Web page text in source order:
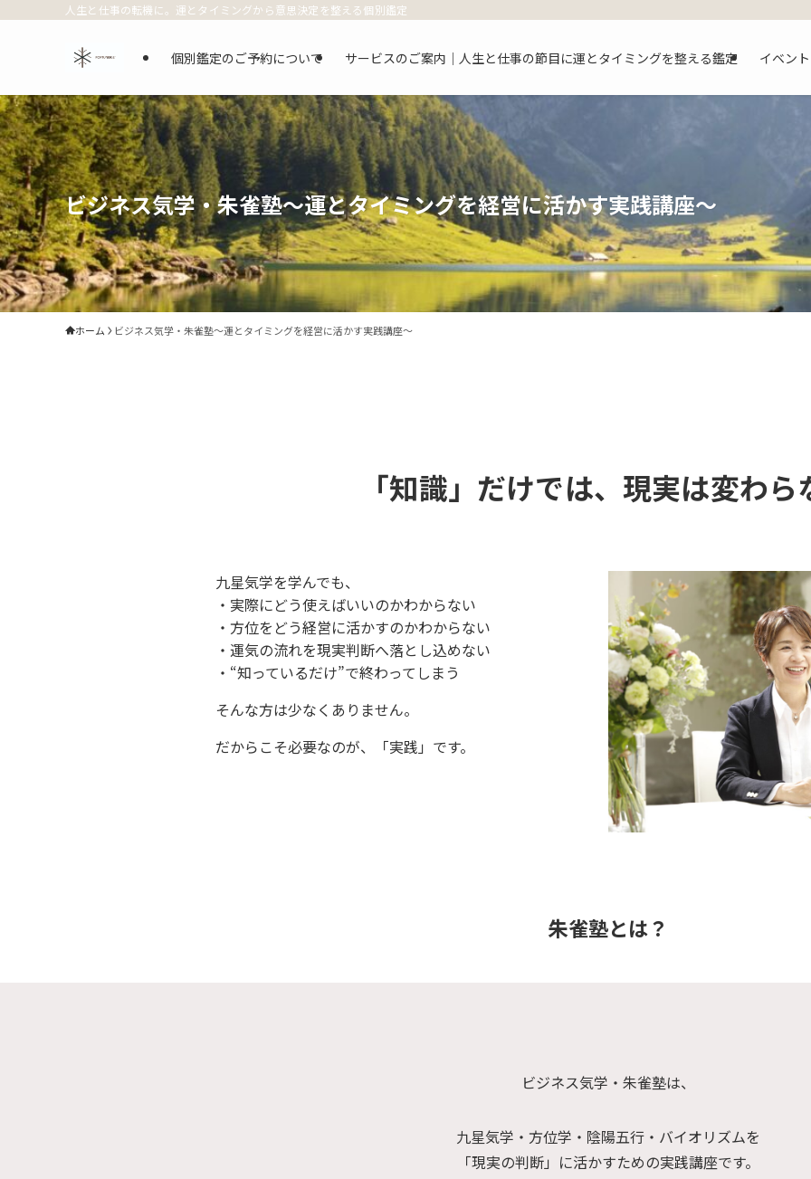
人生と仕事の転機に。運とタイミングから意思決定を整える個別鑑定
個別鑑定のご予約について サービスのご案内｜人生と仕事の節目に運とタイミングを整える鑑定 イベン
ビジネス気学・朱雀塾〜運とタイミングを経営に活かす実践講座〜
ホーム ビジネス気学・朱雀塾〜運とタイミングを経営に活かす実践講座〜
「知識」だけでは、現実は変わら
九星気学を学んでも、
・実際にどう使えばいいのかわからない
・方位をどう経営に活かすのかわからない
・運気の流れを現実判断へ落とし込めない
・“知っているだけ”で終わってしまう
そんな方は少なくありません。
だからこそ必要なのが、「実践」です。
朱雀塾とは？
ビジネス気学・朱雀塾は、
九星気学・方位学・陰陽五行・バイオリズムを
「現実の判断」に活かすための実践講座です。